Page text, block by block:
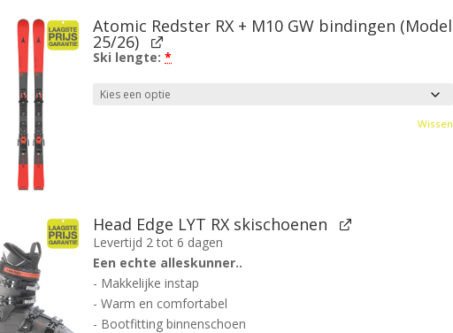
Atomic Redster RX + M10 GW bindingen (Model
25/26)
Ski lengte:*
Wissen
Head Edge LYT RX skischoenen
Levertijd 2 tot 6 dagen
Een echte alleskunner..
- Makkelijke instap
- Warm en comfortabel
- Bootfitting binnenschoen